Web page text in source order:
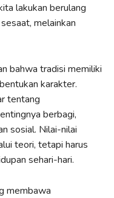
lakukan berulang
melainkan
bahwa tradisi memiliki
karakter.
tentang
berbagi,
sosial. Nilai-nilai
teori, tetapi harus
sehari-hari.
membawa